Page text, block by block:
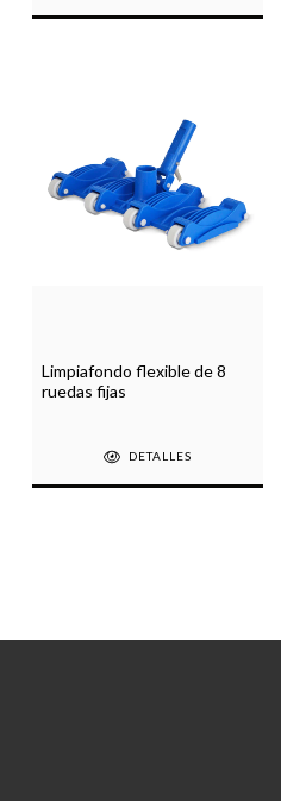
Limpiafondo flexible de 8
ruedas fijas
DETALLES